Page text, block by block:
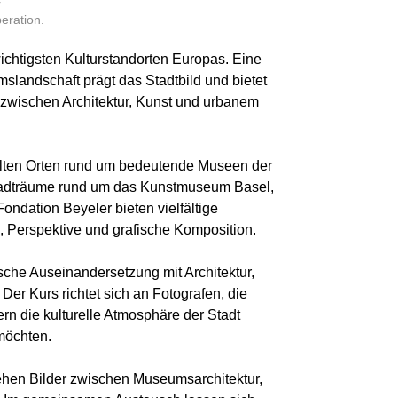
Kulturstandorten Europas. Eine
prägt das Stadtbild und bietet
Architektur, Kunst und urbanem
Orten rund um bedeutende Museen der
rund um das Kunstmuseum Basel,
Beyeler bieten vielfältige
Perspektive und grafische Komposition.
Auseinandersetzung mit Architektur,
Kurs richtet sich an Fotografen, die
die kulturelle Atmosphäre der Stadt
Bilder zwischen Museumsarchitektur,